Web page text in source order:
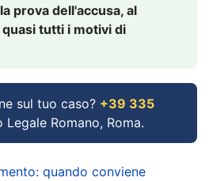
prova dell'accusa, al
tutti i motivi di
sul tuo caso? +39 335
Romano, Roma.
quando conviene